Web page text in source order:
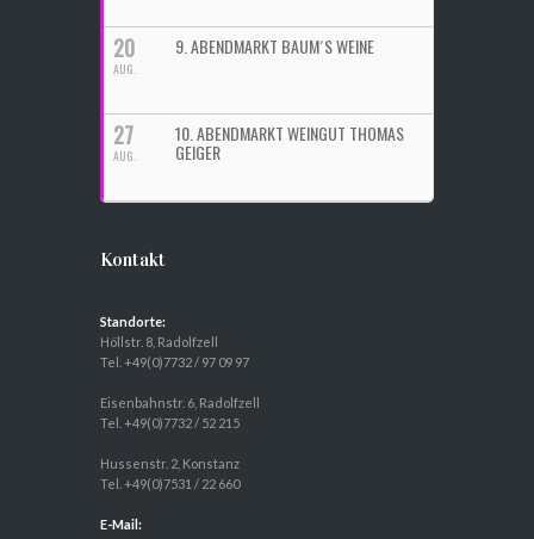
20
AUG.
9. ABENDMARKT BAUM´S WEINE
27
AUG.
10. ABENDMARKT WEINGUT THOMAS
GEIGER
Kontakt
Standorte:
Höllstr. 8, Radolfzell
Tel. +49(0)7732 / 97 09 97
Eisenbahnstr. 6, Radolfzell
Tel. +49(0)7732 / 52 215
Hussenstr. 2, Konstanz
Tel. +49(0)7531 / 22 660
E-Mail: